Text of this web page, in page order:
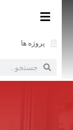
پروژه ها